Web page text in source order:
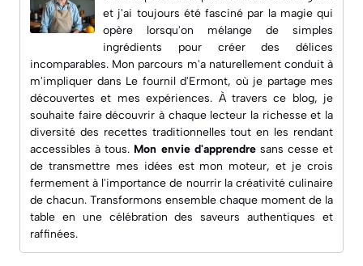
et j'ai toujours été fasciné par la magie qui
opère lorsqu'on mélange de simples
ingrédients pour créer des délices
incomparables. Mon parcours m'a naturellement conduit à
m'impliquer dans Le fournil d'Ermont, où je partage mes
découvertes et mes expériences. À travers ce blog, je
souhaite faire découvrir à chaque lecteur la richesse et la
diversité des recettes traditionnelles tout en les rendant
accessibles à tous. Mon envie d'apprendresans cesse et
de transmettre mes idées est mon moteur, et je crois
fermement à l'importance de nourrir la créativité culinaire
de chacun. Transformons ensemble chaque moment de la
table en une célébration des saveurs authentiques et
raffinées.